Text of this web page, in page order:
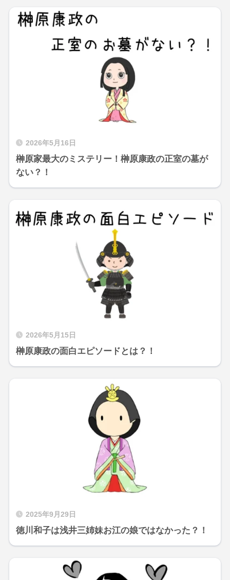
2026年5月16日
榊原家最大のミステリー！榊原康政の正室の墓が
ない？！
2026年5月15日
榊原康政の面白エピソードとは？！
2025年9月29日
徳川和子は浅井三姉妹お江の娘ではなかった？！